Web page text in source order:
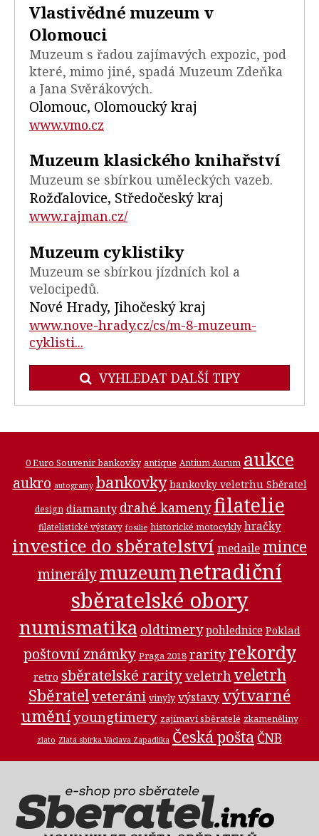
Vlastivědné muzeum v
Olomouci
Muzeum s řadou zajímavých expozic, pod
které, mimo jiné, spadá Muzeum Zdeňka
a Jana Svěrákových.
Olomouc, Olomoucký kraj
www.vmo.cz
Muzeum klasického knihařství
Muzeum se sbírkou uměleckých vazeb.
Rožďalovice, Středočeský kraj
www.rajman.cz/
Muzeum cyklistiky
Muzeum se sbírkou jízdních kol a
velocipedů.
Nové Hrady, Jihočeský kraj
www.nove-hrady.cz/cs/m-8-muzeum-
cyklisti...
VYHLEDAT DALŠÍ TIPY
0 Euro Souvenir bankovky antique Antium Aurum aukce
aukro autogramy bankovky bankovky veletrhu Sběratel
design diamanty drahé kamenyfilatelie
filatelistické výstavy fosilie historické motocykly hračky
investice do sběratelství medaile mince
minerálymuzeumnetradiční
sběratelské obory
numismatika oldtimery pohlednice Poklad
poštovní známky Praga 2018 rarity rekordy
retro sběratelské rarityveletrhveletrh
Sběratelveteráni vinyly výstavyvýtvarné
uměníyoungtimery zajímaví sběratelé zkameněliny
zlato Zlatá sbírka Václava Zapadlíka Česká pošta ČNB